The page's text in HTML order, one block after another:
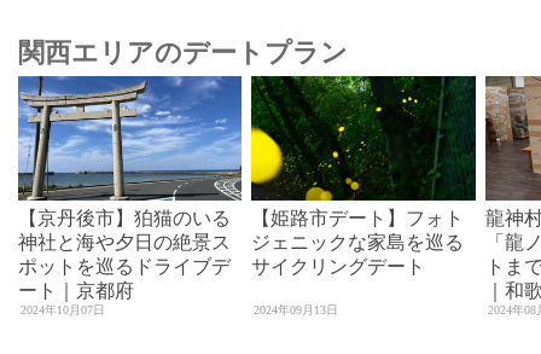
関西エリアのデートプラン
【京丹後市】狛猫のいる
神社と海や夕日の絶景ス
ポットを巡るドライブデ
ート｜京都府
2024年10月07日
【姫路市デート】フォト
ジェニックな家島を巡る
サイクリングデート
2024年09月13日
龍神
「龍
トま
｜和
2024年08